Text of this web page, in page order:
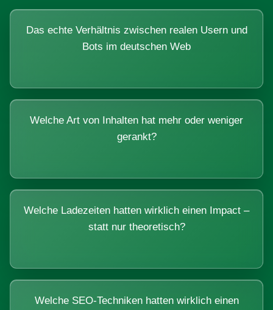
Das echte Verhältnis zwischen realen Usern und
Bots im deutschen Web
Welche Art von Inhalten hat mehr oder weniger
gerankt?
Welche Ladezeiten hatten wirklich einen Impact –
statt nur theoretisch?
Welche SEO-Techniken hatten wirklich einen